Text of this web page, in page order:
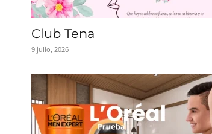
Club Tena
9 julio, 2026